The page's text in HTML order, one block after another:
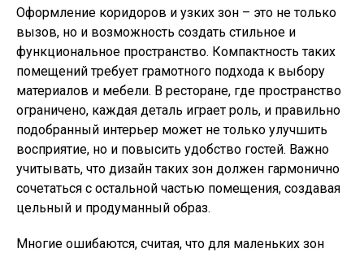
Оформление коридоров и узких зон – это не только
вызов, но и возможность создать стильное и
функциональное пространство. Компактность таких
помещений требует грамотного подхода к выбору
материалов и мебели. В ресторане, где пространство
ограничено, каждая деталь играет роль, и правильно
подобранный интерьер может не только улучшить
восприятие, но и повысить удобство гостей. Важно
учитывать, что дизайн таких зон должен гармонично
сочетаться с остальной частью помещения, создавая
цельный и продуманный образ.
Многие ошибаются, считая, что для маленьких зон